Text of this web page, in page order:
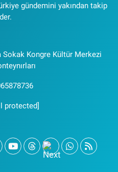
gündemini yakından takip
Sokak Kongre Kültür Merkezi
protected]